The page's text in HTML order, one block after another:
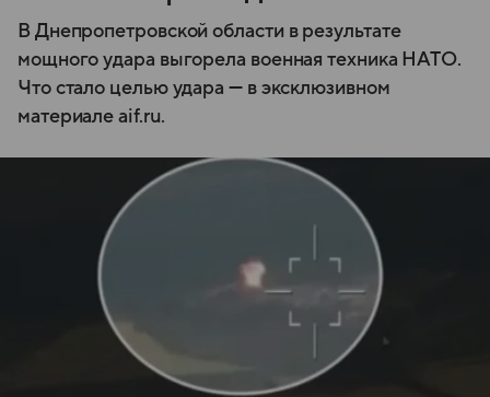
В Днепропетровской области в результате
мощного удара выгорела военная техника НАТО.
Что стало целью удара — в эксклюзивном
материале aif.ru.